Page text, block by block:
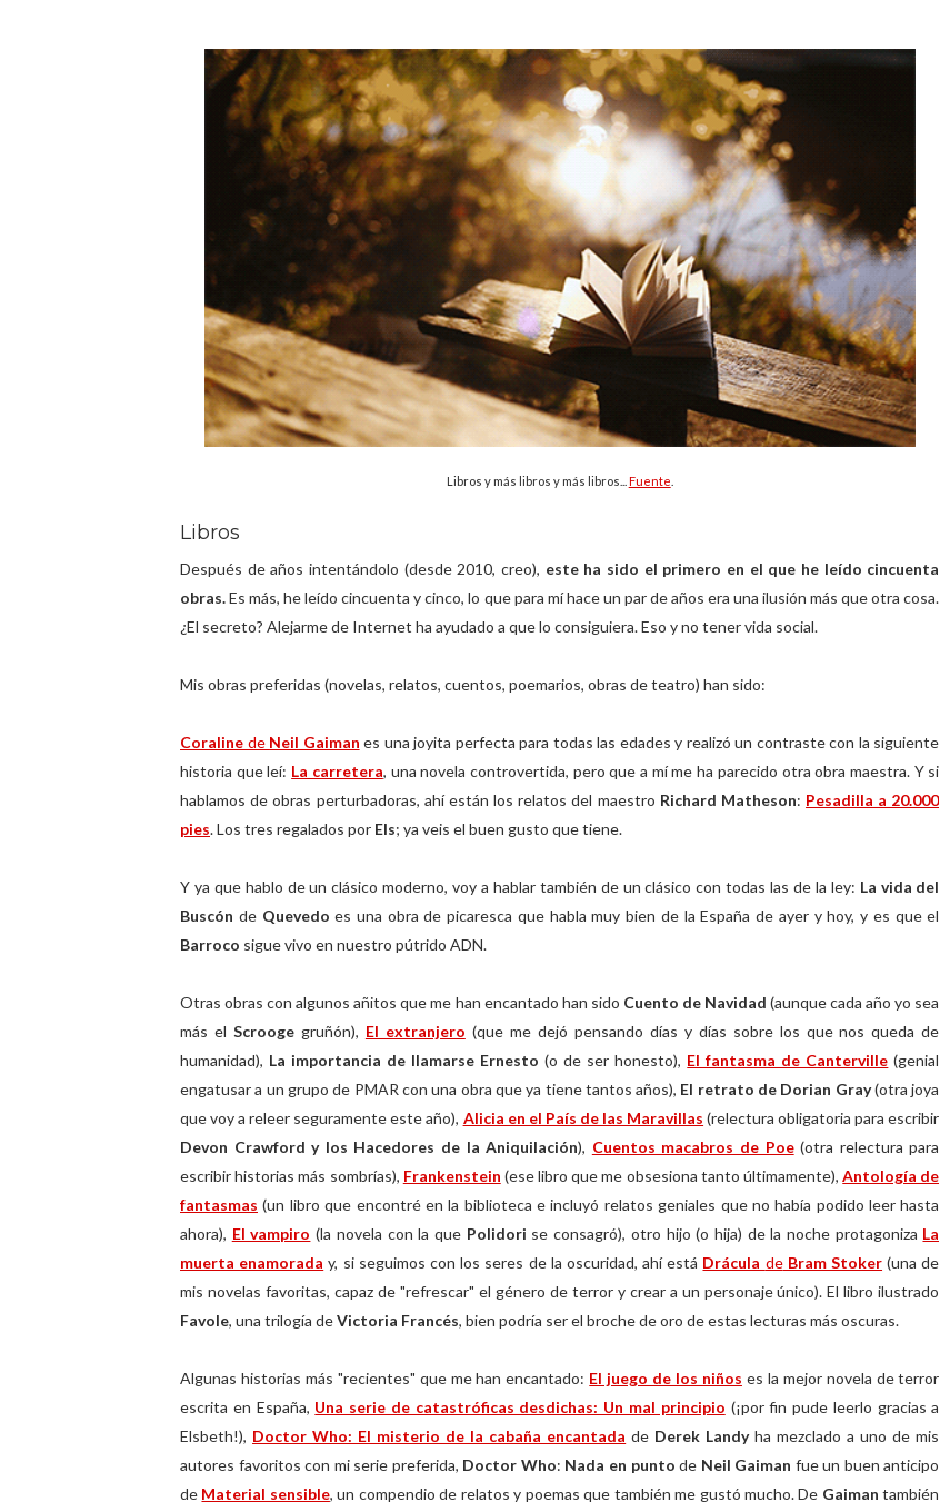
Libros y más libros y más libros... Fuente
Libros
Después de años intentándolo (desde 2010, creo), este ha sido el primero en el que he leído cincuenta
obras.Es más, he leído cincuenta y cinco, lo que para mí hace un par de años era una ilusión más que otra cosa.
¿El secreto? Alejarme de Internet ha ayudado a que lo consiguiera. Eso y no tener vida social.
Mis obras preferidas (novelas, relatos, cuentos, poemarios, obras de teatro) han sido:
Coraline de Neil Gaiman es una joyita perfecta para todas las edades y realizó un contraste con la siguiente
historia que leí: La carretera, una novela controvertida, pero que a mí me ha parecido otra obra maestra. Y si
hablamos de obras perturbadoras, ahí están los relatos del maestro Richard Matheson: Pesadilla a 20.000
pies. Los tres regalados por Els; ya veis el buen gusto que tiene.
Y ya que hablo de un clásico moderno, voy a hablar también de un clásico con todas las de la ley: La vida del
Buscón de Quevedoes una obra de picaresca que habla muy bien de la España de ayer y hoy, y es que el
Barroco sigue vivo en nuestro pútrido ADN.
Otras obras con algunos añitos que me han encantado han sido Cuento de Navidad(aunque cada año yo sea
más el Scroogegruñón), El extranjero (que me dejó pensando días y días sobre los que nos queda de
humanidad), La importancia de llamarse Ernesto(o de ser honesto), El fantasma de Canterville (genial
engatusar a un grupo de PMAR con una obra que ya tiene tantos años), El retrato de Dorian Gray(otra joya
que voy a releer seguramente este año), Alicia en el País de las Maravillas (relectura obligatoria para escribir
Devon Crawford y los Hacedores de la Aniquilación), Cuentos macabros de Poe(otra relectura para
escribir historias más sombrías), Frankenstein (ese libro que me obsesiona tanto últimamente),Antología de
fantasmas (un libro que encontré en la biblioteca e incluyó relatos geniales que no había podido leer hasta
ahora), El vampiro (la novela con la que Polidori se consagró), otro hijo (o hija) de la noche protagoniza La
muerta enamorada y, si seguimos con los seres de la oscuridad, ahí está Drácula deBram Stoker (una de
mis novelas favoritas, capaz de "refrescar" el género de terror y crear a un personaje único). El libro ilustrado
Favole, una trilogía deVictoria Francés, bien podría ser el broche de oro de estas lecturas más oscuras.
Algunas historias más "recientes" que me han encantado: El juego de los niños es la mejor novela de terror
escrita en España, Una serie de catastróficas desdichas: Un mal principio (¡por fin pude leerlo gracias a
Elsbeth!), Doctor Who: El misterio de la cabaña encantada de Derek Landyha mezclado a uno de mis
autores favoritos con mi serie preferida, Doctor Who: Nada en puntode Neil Gaiman fue un buen anticipo
de Material sensible, un compendio de relatos y poemas que también me gustó mucho. De Gaimantambién